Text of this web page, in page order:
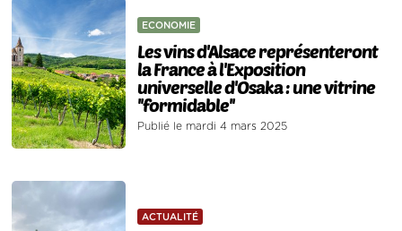
ECONOMIE
Les vins d'Alsace représenteront
la France à l'Exposition
universelle d'Osaka : une vitrine
''formidable''
Publié le mardi 4 mars 2025
ACTUALITÉ